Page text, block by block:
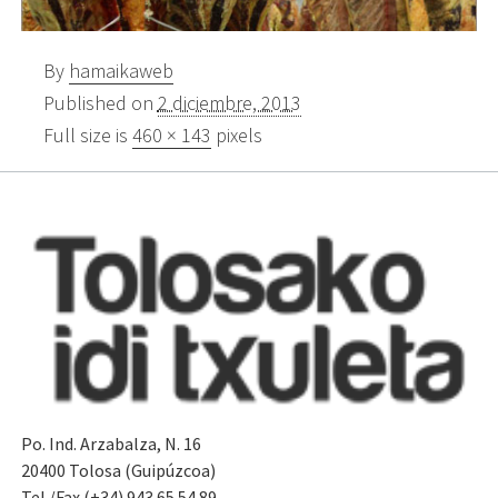
By hamaikaweb
Published on 2 diciembre, 2013
Full size is 460 × 143 pixels
Po. Ind. Arzabalza, N. 16
20400 Tolosa (Guipúzcoa)